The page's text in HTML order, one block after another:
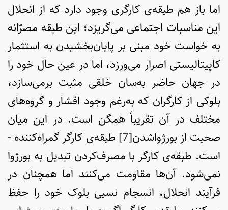
اما باز هم طبقه‌ی کارگری وجود دارد که از انحلال
این مناسبات اجتماعی می‌گریزد؛ این طبقه مصرّانه
به خواست خود مبنی بر پایان‌بخشیدن به استثمار
کاپیتالیستی اصرار می‌ورزد، اما در عین حال خود را
در جهان حاضر به‌سان خلقی مثبت برمی‌سازد،
بلوکی از کارگران که به‌رغم وجود اقشار و گروه‌های
مختلف در آن تقریباً همگن است. در این میان
صحبت از بورژواشدن[7] طبقه‌ی کارگر گمراه‌کننده ­
است. طبقه‌ی کارگر با مصرف‌کردن تبدیل به بورژوا
نمی‌شود. آن‌ها مقاومت می‌کنند اما همچنان در
فرآیند انحلال، انسجام نسبی بلوک خود را حفظ